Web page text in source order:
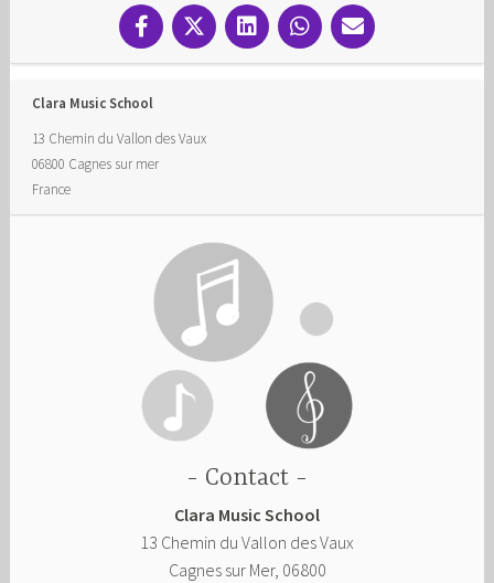
Clara Music School
13 Chemin du Vallon des Vaux
06800 Cagnes sur mer
France
Contact
Clara Music School
13 Chemin du Vallon des Vaux
Cagnes sur Mer, 06800